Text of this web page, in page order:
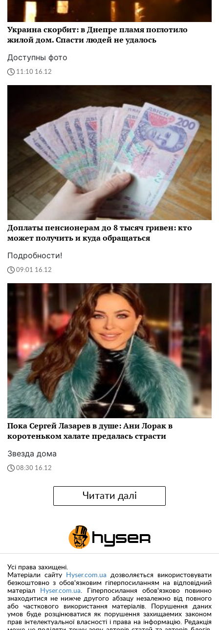
Украина скорбит: в Днепре пламя поглотило
жилой дом. Спасти людей не удалось
Доступны фото
11:10 16.12
Доплаты пенсионерам до 8 тысяч гривен: кто
может получить и куда обращаться
Подробности!
09:01 16.12
Пока Сергей Лазарев в душе: Ани Лорак в
коротеньком халате предалась страсти
Звезда дома
08:30 16.12
Читати далі
Усі права захищені.
Матеріали сайту
Hyser.com.ua дозволяється використовувати
безкоштовно з обов'язковим гіперпосиланням на відповідний
матеріал
Hyser.com.ua. Гіперпосилання обов'язково повинно
знаходитися не нижче другого абзацу незалежно від повного
або часткового використання матеріалів. Порушення даних
умов буде розцінюватися як порушення захищаемих законом
прав інтелектуальної власності і права на інформацію. Редакція